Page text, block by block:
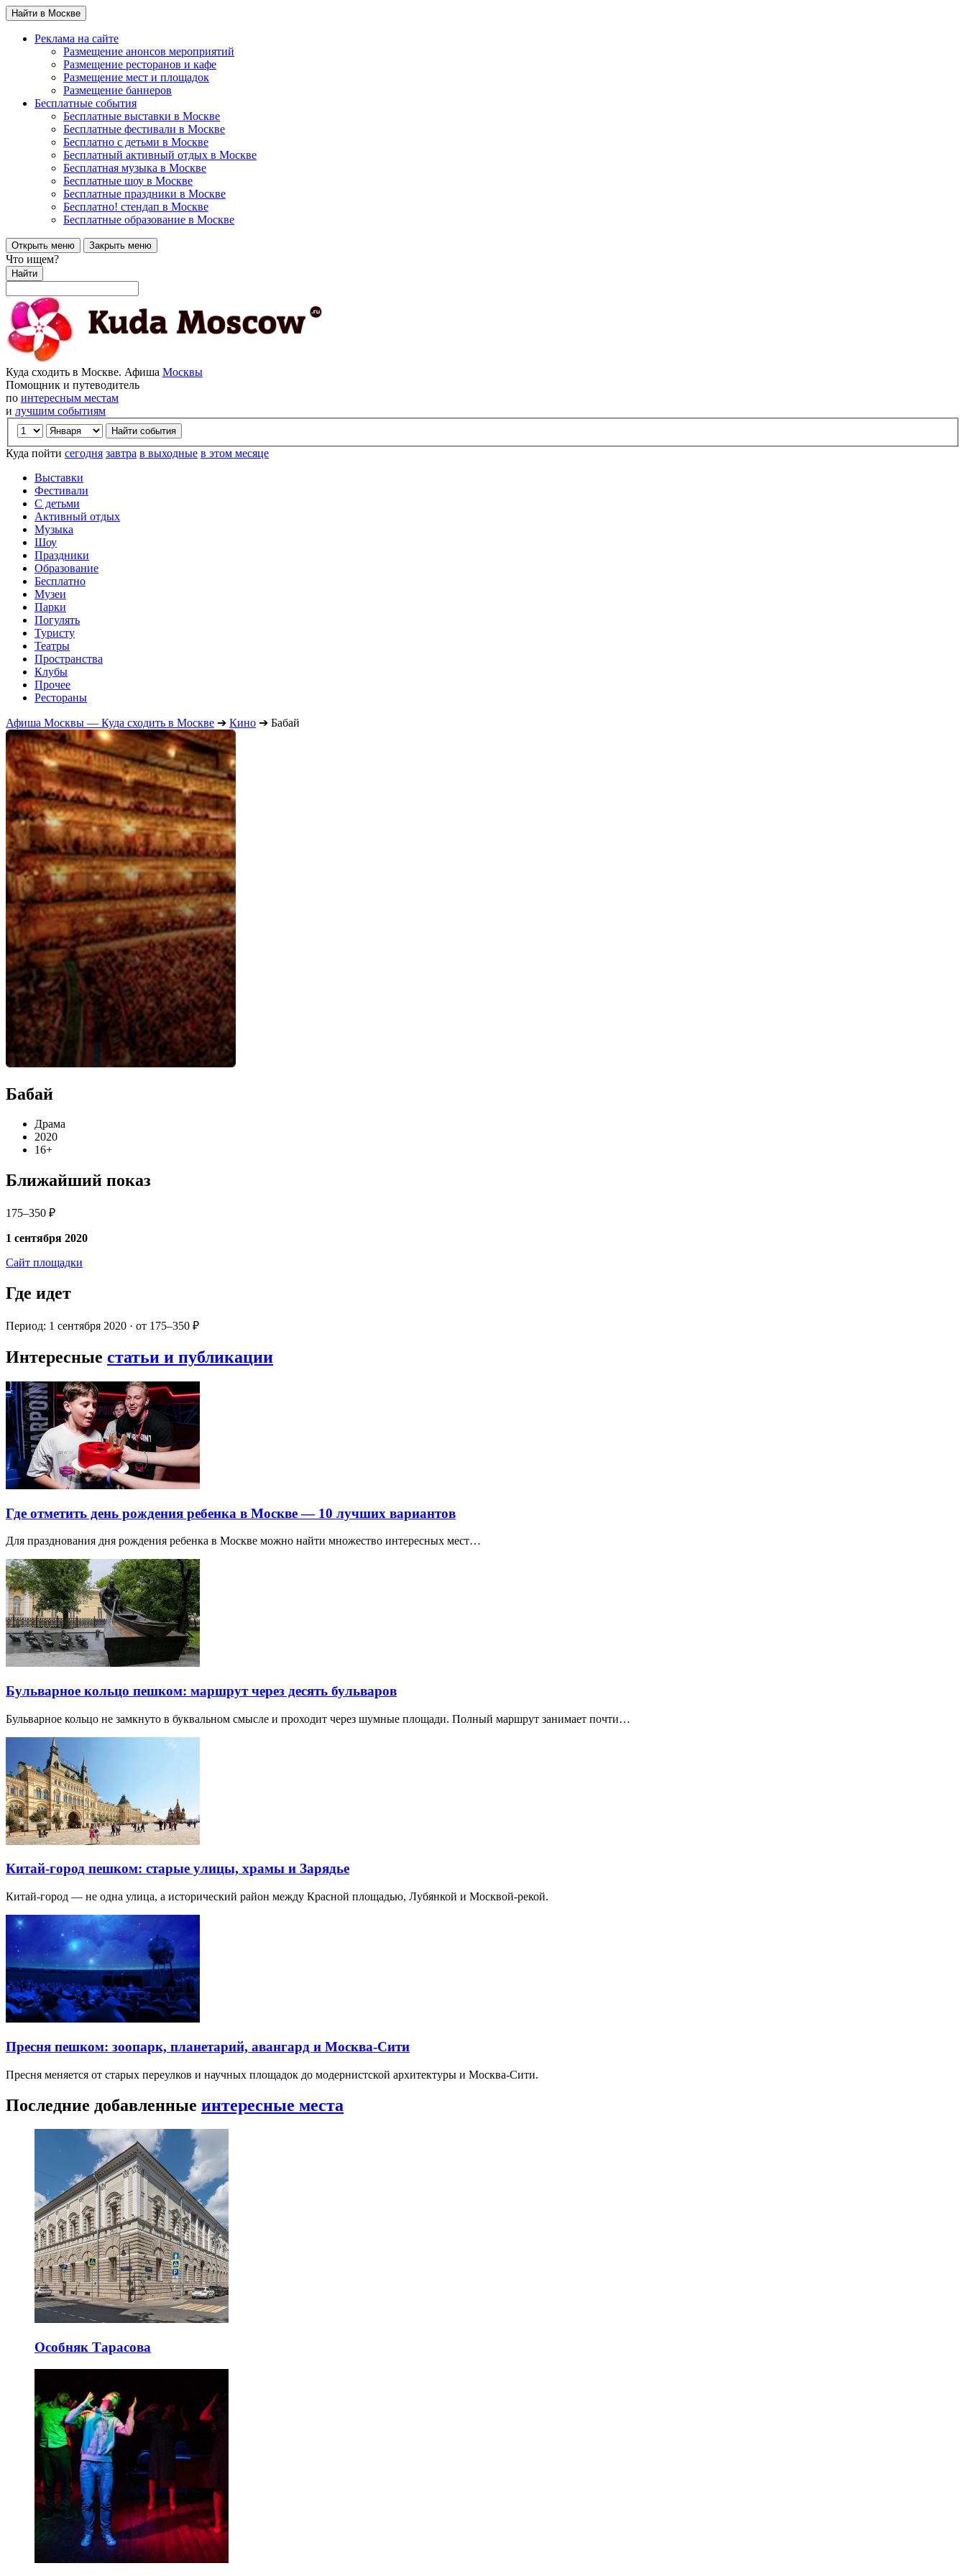
Найти в Москве
Реклама на сайте
Размещение анонсов мероприятий
Размещение ресторанов и кафе
Размещение мест и площадок
Размещение баннеров
Бесплатные события
Бесплатные выставки в Москве
Бесплатные фестивали в Москве
Бесплатно с детьми в Москве
Бесплатный активный отдых в Москве
Бесплатная музыка в Москве
Бесплатные шоу в Москве
Бесплатные праздники в Москве
Бесплатно! стендап в Москве
Бесплатные образование в Москве
Открыть меню Закрыть меню
Что ищем?
Найти
Куда сходить в Москве. Афиша Москвы
Помощник и путеводитель
по интересным местам
и лучшим событиям
Куда пойти сегодня завтра в выходные в этом месяце
Выставки
Фестивали
С детьми
Активный отдых
Музыка
Шоу
Праздники
Образование
Бесплатно
Музеи
Парки
Погулять
Туристу
Театры
Пространства
Клубы
Прочее
Рестораны
Афиша Москвы — Куда сходить в Москве ➔ Кино ➔ Бабай
Бабай
Драма
2020
16+
Ближайший показ
175–350 ₽
1 сентября 2020
Сайт площадки
Где идет
Период: 1 сентября 2020 · от 175–350 ₽
Интересные статьи и публикации
Где отметить день рождения ребенка в Москве — 10 лучших вариантов
Для празднования дня рождения ребенка в Москве можно найти множество интересных мест…
Бульварное кольцо пешком: маршрут через десять бульваров
Бульварное кольцо не замкнуто в буквальном смысле и проходит через шумные площади. Полный маршрут занимает почти…
Китай-город пешком: старые улицы, храмы и Зарядье
Китай-город — не одна улица, а исторический район между Красной площадью, Лубянкой и Москвой-рекой.
Пресня пешком: зоопарк, планетарий, авангард и Москва-Сити
Пресня меняется от старых переулков и научных площадок до модернистской архитектуры и Москва-Сити.
Последние добавленные интересные места
Особняк Тарасова